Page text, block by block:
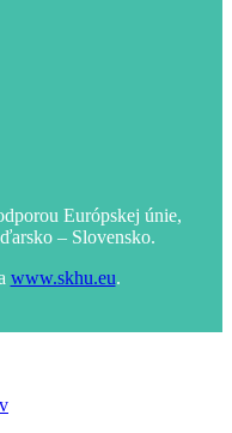
Európskej únie,
– Slovensko.
www.skhu.eu.